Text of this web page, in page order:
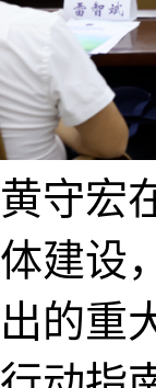
黄守宏
体建设
出的重